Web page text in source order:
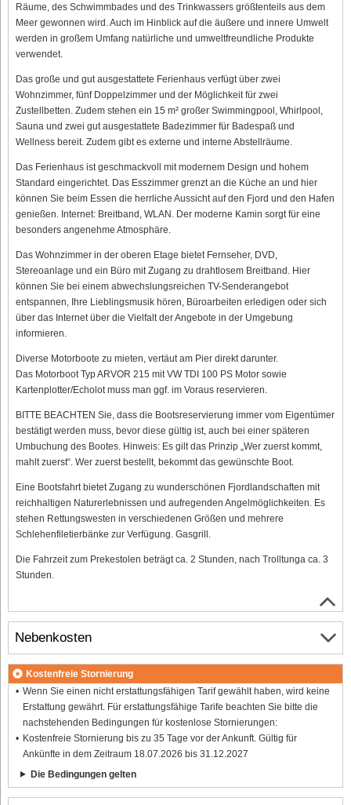
Räume, des Schwimmbades und des Trinkwassers größtenteils aus dem
Meer gewonnen wird. Auch im Hinblick auf die äußere und innere Umwelt
werden in großem Umfang natürliche und umweltfreundliche Produkte
verwendet.
Das große und gut ausgestattete Ferienhaus verfügt über zwei
Wohnzimmer, fünf Doppelzimmer und der Möglichkeit für zwei
Zustellbetten. Zudem stehen ein 15 m² großer Swimmingpool, Whirlpool,
Sauna und zwei gut ausgestattete Badezimmer für Badespaß und
Wellness bereit. Zudem gibt es externe und interne Abstellräume.
Das Ferienhaus ist geschmackvoll mit modernem Design und hohem
Standard eingerichtet. Das Esszimmer grenzt an die Küche an und hier
können Sie beim Essen die herrliche Aussicht auf den Fjord und den Hafen
genießen. Internet: Breitband, WLAN. Der moderne Kamin sorgt für eine
besonders angenehme Atmosphäre.
Das Wohnzimmer in der oberen Etage bietet Fernseher, DVD,
Stereoanlage und ein Büro mit Zugang zu drahtlosem Breitband. Hier
können Sie bei einem abwechslungsreichen TV-Senderangebot
entspannen, Ihre Lieblingsmusik hören, Büroarbeiten erledigen oder sich
über das Internet über die Vielfalt der Angebote in der Umgebung
informieren.
Diverse Motorboote zu mieten, vertäut am Pier direkt darunter.
Das Motorboot Typ ARVOR 215 mit VW TDI 100 PS Motor sowie
Kartenplotter/Echolot muss man ggf. im Voraus reservieren.
BITTE BEACHTEN Sie, dass die Bootsreservierung immer vom Eigentümer
bestätigt werden muss, bevor diese gültig ist, auch bei einer späteren
Umbuchung des Bootes. Hinweis: Es gilt das Prinzip „Wer zuerst kommt,
mahlt zuerst“. Wer zuerst bestellt, bekommt das gewünschte Boot.
Eine Bootsfahrt bietet Zugang zu wunderschönen Fjordlandschaften mit
reichhaltigen Naturerlebnissen und aufregenden Angelmöglichkeiten. Es
stehen Rettungswesten in verschiedenen Größen und mehrere
Schlehenfiletierbänke zur Verfügung. Gasgrill.
Die Fahrzeit zum Prekestolen beträgt ca. 2 Stunden, nach Trolltunga ca. 3
Stunden.
Nebenkosten
Kostenfreie Stornierung
Wenn Sie einen nicht erstattungsfähigen Tarif gewählt haben, wird keine
Erstattung gewährt. Für erstattungsfähige Tarife beachten Sie bitte die
nachstehenden Bedingungen für kostenlose Stornierungen:
Kostenfreie Stornierung bis zu 35 Tage vor der Ankunft. Gültig für
Ankünfte in dem Zeitraum 18.07.2026 bis 31.12.2027
Die Bedingungen gelten